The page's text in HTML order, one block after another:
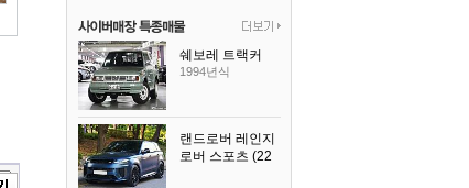
쉐보레 트랙커
1994년식
랜드로버 레인지
로버 스포츠 (22